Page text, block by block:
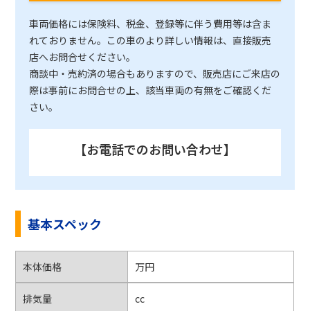
車両価格には保険料、税金、登録等に伴う費用等は含ま
れておりません。この車のより詳しい情報は、直接販売
店へお問合せください。
商談中・売約済の場合もありますので、販売店にご来店の
際は事前にお問合せの上、該当車両の有無をご確認くだ
さい。
【お電話でのお問い合わせ】
基本スペック
本体価格 万円
排気量 cc